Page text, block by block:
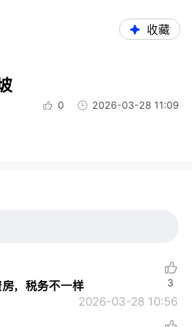
收藏
0 2026-03-28 11:09
，税务不一样
2026-03-28 10:56
3